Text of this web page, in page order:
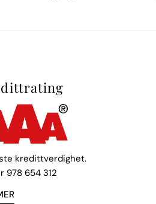
kredittverdighet.
978 654 312